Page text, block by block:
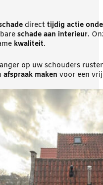
direct tijdig actie
schade aan interieur.
kwaliteit.
op uw schouders
afspraak maken voor een